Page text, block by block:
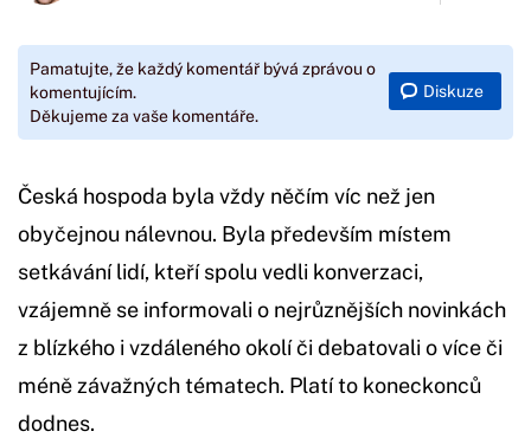
Pamatujte, že každý komentář bývá zprávou o
komentujícím.
Děkujeme za vaše komentáře.
Diskuze
Česká hospoda byla vždy něčím víc než jen
obyčejnou nálevnou. Byla především místem
setkávání lidí, kteří spolu vedli konverzaci,
vzájemně se informovali o nejrůznějších novinkách
z blízkého i vzdáleného okolí či debatovali o více či
méně závažných tématech. Platí to koneckonců
dodnes.